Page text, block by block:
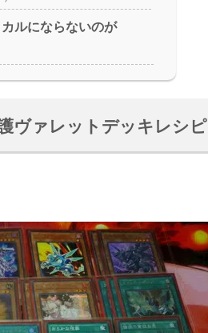
ルにならないのが
ヴァレットデッキレシピ